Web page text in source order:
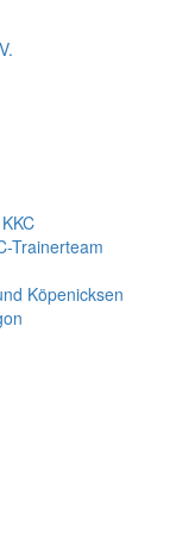
Trainerteam
Köpenicksen